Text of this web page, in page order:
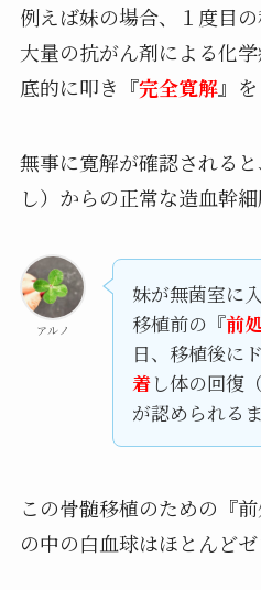
例えば妹の場合、１度目
大量の抗がん剤による化
底的に叩き『完全寛解』を
無事に寛解が確認される
し）からの正常な造血幹
アルノ
妹が無菌室に
移植前の『前
日、移植後に
着し体の回復
が認められる
この骨髄移植のための『
の中の白血球はほとんどゼ